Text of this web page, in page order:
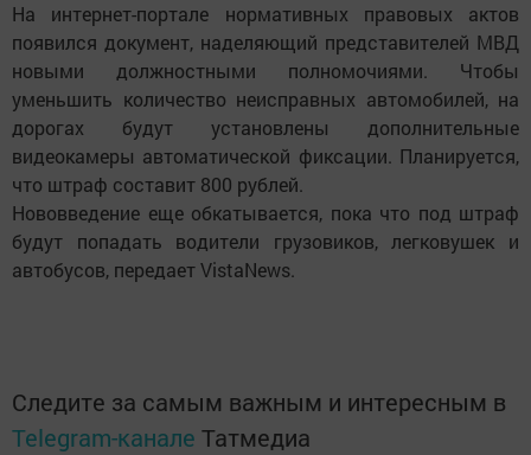
На интернет-портале нормативных правовых актов
появился документ, наделяющий представителей МВД
новыми должностными полномочиями. Чтобы
уменьшить количество неисправных автомобилей, на
дорогах будут установлены дополнительные
видеокамеры автоматической фиксации. Планируется,
что штраф составит 800 рублей.
Нововведение еще обкатывается, пока что под штраф
будут попадать водители грузовиков, легковушек и
автобусов, передает VistaNews.
Следите за самым важным и интересным в
Telegram-канале Татмедиа